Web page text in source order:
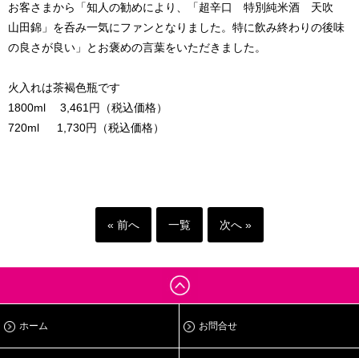
お客さまから「知人の勧めにより、「超辛口 特別純米酒 天吹
山田錦」を呑み一気にファンとなりました。特に飲み終わりの後味
の良さが良い」とお褒めの言葉をいただきました。
火入れは茶褐色瓶です
1800ml 3,461円（税込価格）
720ml 1,730円（税込価格）
« 前へ 一覧 次へ »
ホーム お問合せ